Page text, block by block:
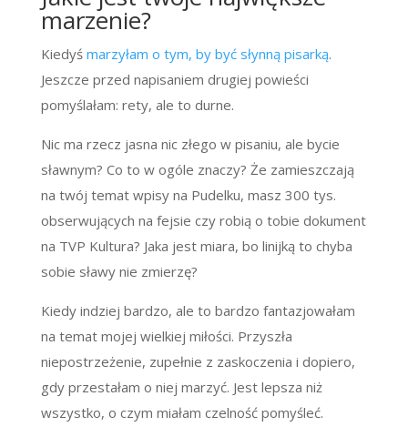
marzenie?
Kiedyśmarzyłam o tym, by być słynną pisarką.
Jeszcze przed napisaniem drugiej powieści
pomyślałam: rety, ale to durne.
Nic ma rzecz jasna nic złego w pisaniu, ale bycie
sławnym? Co to w ogóle znaczy? Że zamieszczają
na twój temat wpisy na Pudelku, masz 300 tys.
obserwujących na fejsie czy robią o tobie dokument
na TVP Kultura? Jaka jest miara, bo linijką to chyba
sobie sławy nie zmierzę?
Kiedy indziej bardzo, ale to bardzo fantazjowałam
na temat mojej wielkiej miłości. Przyszła
niepostrzeżenie, zupełnie z zaskoczenia i dopiero,
gdy przestałam o niej marzyć. Jest lepsza niż
wszystko, o czym miałam czelność pomyśleć.